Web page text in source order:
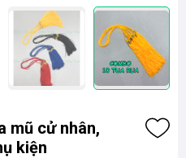
mũ cử nhân,
kiện